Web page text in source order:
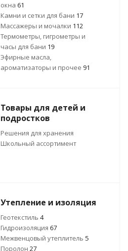
окна 61
Камни и сетки для бани 17
Массажеры и мочалки 112
Термометры, гигрометры и
часы для бани 19
Эфирные масла,
ароматизаторы и прочее 91
Товары для детей и
подростков
Решения для хранения
Школьный ассортимент
Утепление и изоляция
Геотекстиль 4
Гидроизоляция 67
Межвенцовый утеплитель 5
Поролон 27